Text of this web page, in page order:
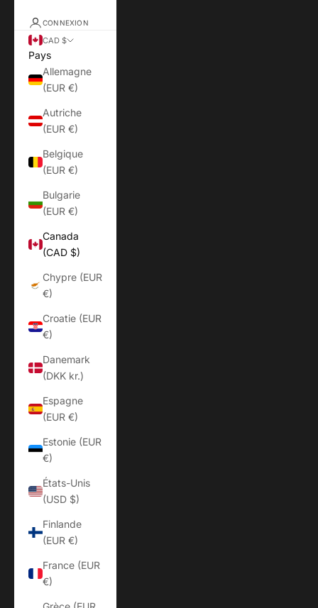
CONNEXION
CAD $
Pays
Allemagne
(EUR €)
Autriche
(EUR €)
Belgique
(EUR €)
Bulgarie
(EUR €)
Canada
(CAD $)
Chypre (EUR
€)
Croatie (EUR
€)
Danemark
(DKK kr.)
Espagne
(EUR €)
Estonie (EUR
€)
États-Unis
(USD $)
Finlande
(EUR €)
France (EUR
€)